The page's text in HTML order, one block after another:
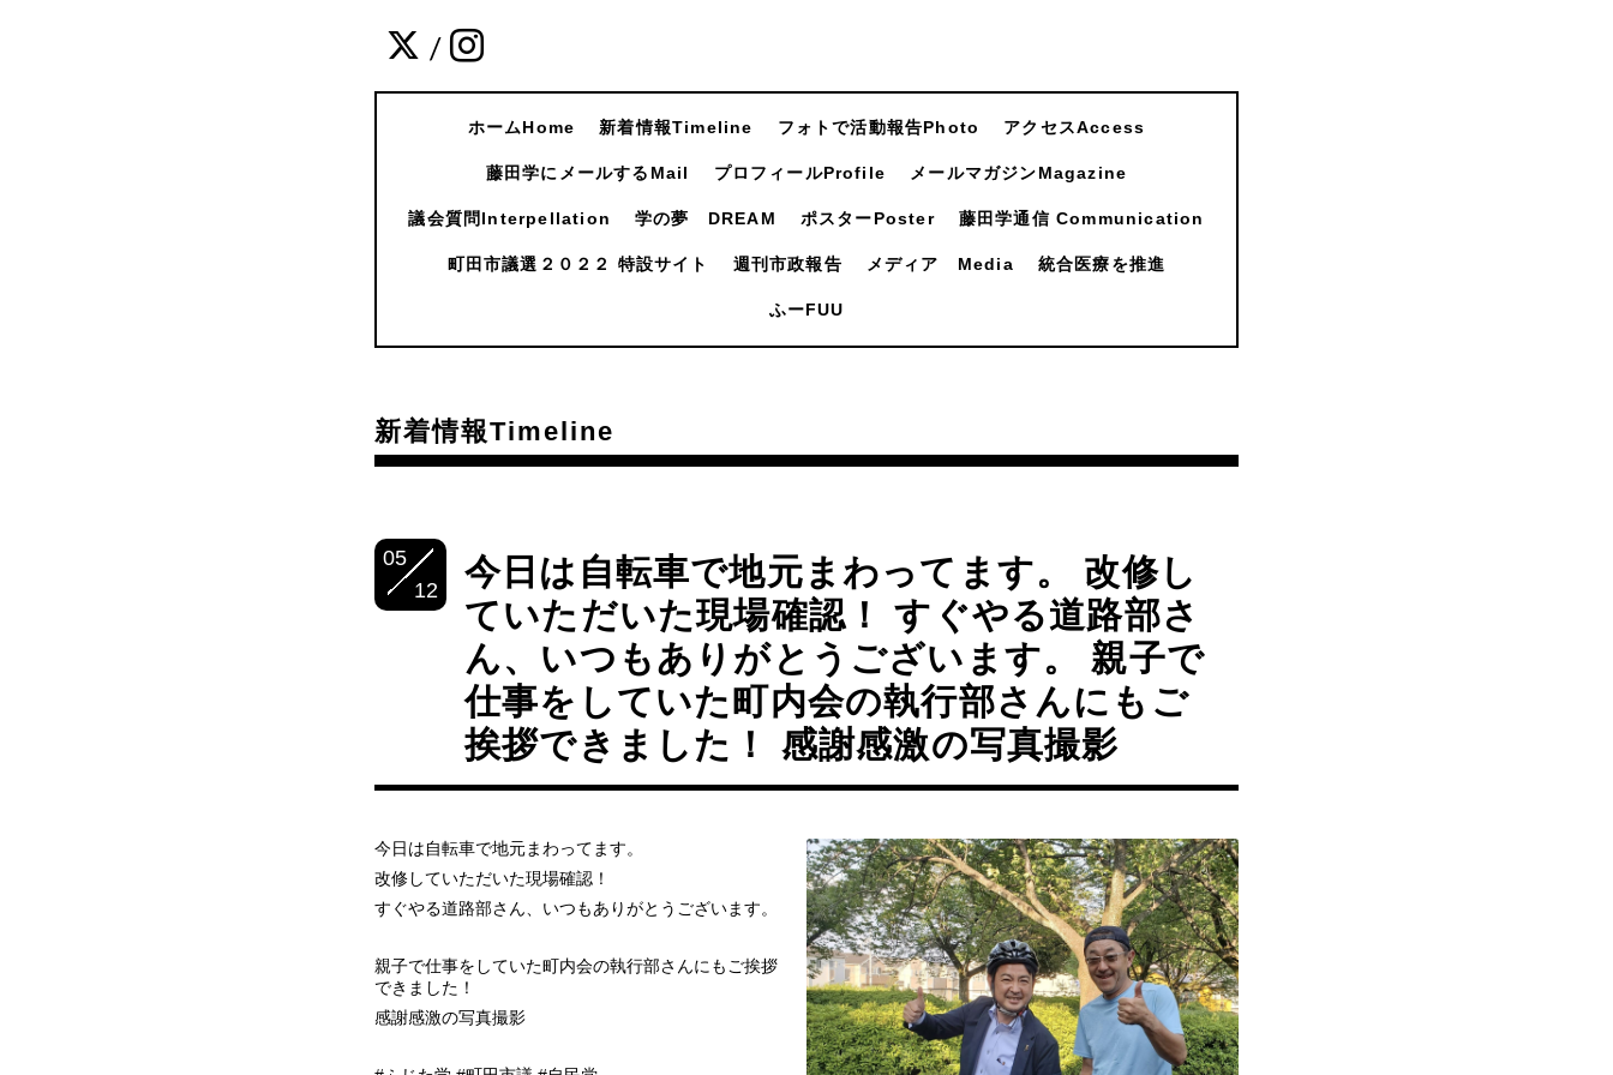
/
ホームHome 新着情報Timeline フォトで活動報告Photo アクセスAccess
藤田学にメールするMail プロフィールProfile メールマガジンMagazine
議会質問Interpellation 学の夢 DREAM ポスターPoster 藤田学通信 Communication
町田市議選２０２２ 特設サイト 週刊市政報告 メディア Media 統合医療を推進
ふーFUU
新着情報Timeline
05
12
今日は自転車で地元まわってます。 改修し
ていただいた現場確認！ すぐやる道路部さ
ん、いつもありがとうございます。 親子で
仕事をしていた町内会の執行部さんにもご
挨拶できました！ 感謝感激の写真撮影
今日は自転車で地元まわってます。
改修していただいた現場確認！
すぐやる道路部さん、いつもありがとうございます。
親子で仕事をしていた町内会の執行部さんにもご挨拶
できました！
感謝感激の写真撮影